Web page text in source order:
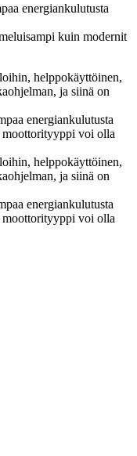
energiankulutusta
kuin modernit
helppokäyttöinen,
ja siinä on
energiankulutusta
moottorityyppi voi olla
helppokäyttöinen,
ja siinä on
energiankulutusta
moottorityyppi voi olla